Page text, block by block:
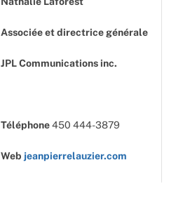
Associée et directrice générale
JPL Communications inc.
Téléphone450 444-3879
Web jeanpierrelauzier.com